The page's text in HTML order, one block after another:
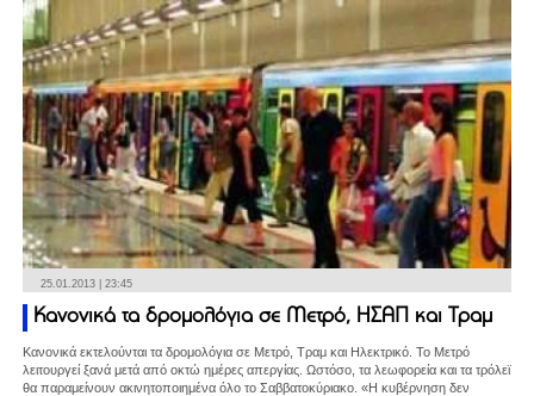
25.01.2013 | 23:45
Κανονικά τα δρομολόγια σε Μετρό, ΗΣΑΠ και Τραμ
Κανονικά εκτελούνται τα δρομολόγια σε Μετρό, Τραμ και Ηλεκτρικό. Το Μετρό
λειτουργεί ξανά μετά από οκτώ ημέρες απεργίας. Ωστόσο, τα λεωφορεία και τα τρόλεϊ
θα παραμείνουν ακινητοποιημένα όλο το Σαββατοκύριακο. «Η κυβέρνηση δεν